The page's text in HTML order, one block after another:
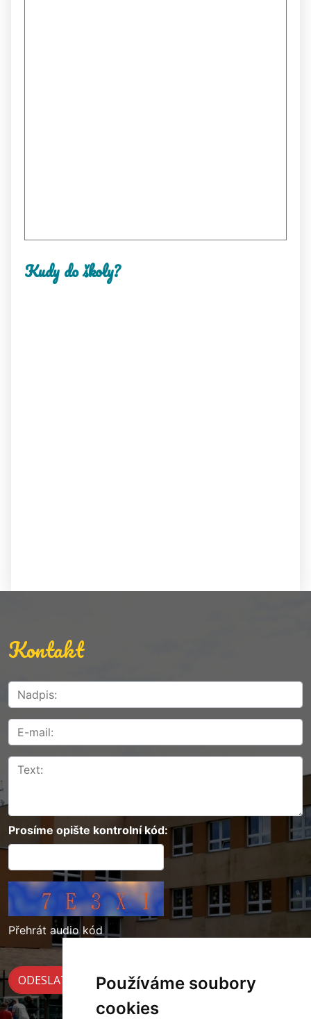
Používáme soubory
cookies
Kudy do školy?
Kontakt
Prosíme opište kontrolní kód:
Přehrát audio kód